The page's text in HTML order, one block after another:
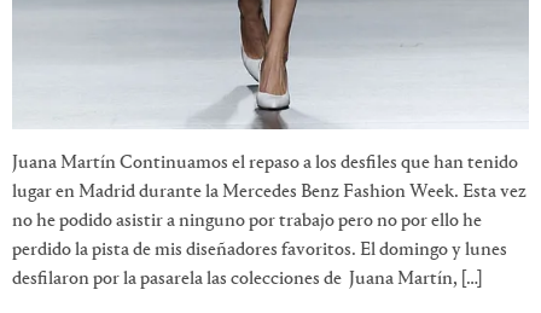
Juana Martín Continuamos el repaso a los desfiles que han tenido
lugar en Madrid durante la Mercedes Benz Fashion Week. Esta vez
no he podido asistir a ninguno por trabajo pero no por ello he
perdido la pista de mis diseñadores favoritos. El domingo y lunes
desfilaron por la pasarela las colecciones de Juana Martín, […]